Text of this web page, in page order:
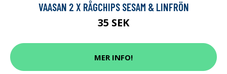
VAASAN 2 X RÅGCHIPS SESAM & LINFRÖN
35 SEK
MER INFO!